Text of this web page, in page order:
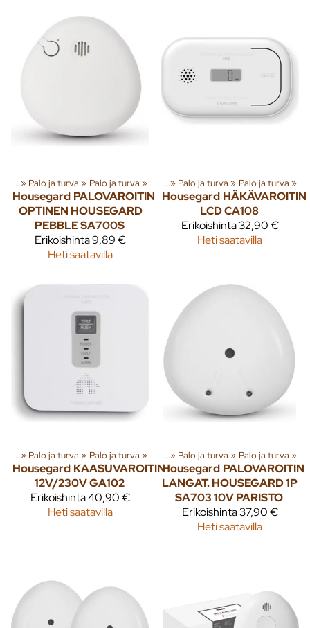
‪» Palo ja turva ‪» Palo ja turva ‪»
Housegard PALOVAROITIN
OPTINEN HOUSEGARD
PEBBLE SA700S
Erikoishinta9,89 €
Heti saatavilla
Tuoteryhmiä ja tuotteita‪»Rakenna‪» Palo ja turva ‪» Palo ja turva ‪»
Housegard HÄKÄVAROITIN
LCD CA108
Erikoishinta32,90 €
Heti saatavilla
‪» Palo ja turva ‪» Palo ja turva ‪»
Housegard KAASUVAROITIN
12V/230V GA102
Erikoishinta40,90 €
Heti saatavilla
Tuoteryhmiä ja tuotteita‪»Rakenna‪» Palo ja turva ‪» Palo ja turva ‪»
Housegard PALOVAROITIN
LANGAT. HOUSEGARD 1P
SA703 10V PARISTO
Erikoishinta37,90 €
Heti saatavilla